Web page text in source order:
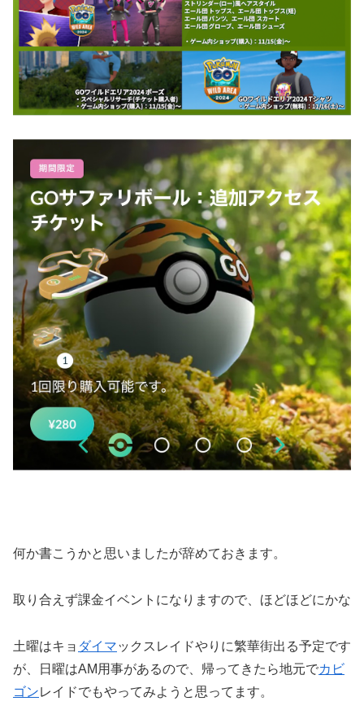
何か書こうかと思いましたが辞めておきます。
取り合えず課金イベントになりますので、ほどほどにかな
土曜はキョ ダイマックスレイドやりに繁華街出る予定です
が、日曜はAM用事があるので、帰ってきたら地元でカビ
ゴンレイドでもやってみようと思ってます。